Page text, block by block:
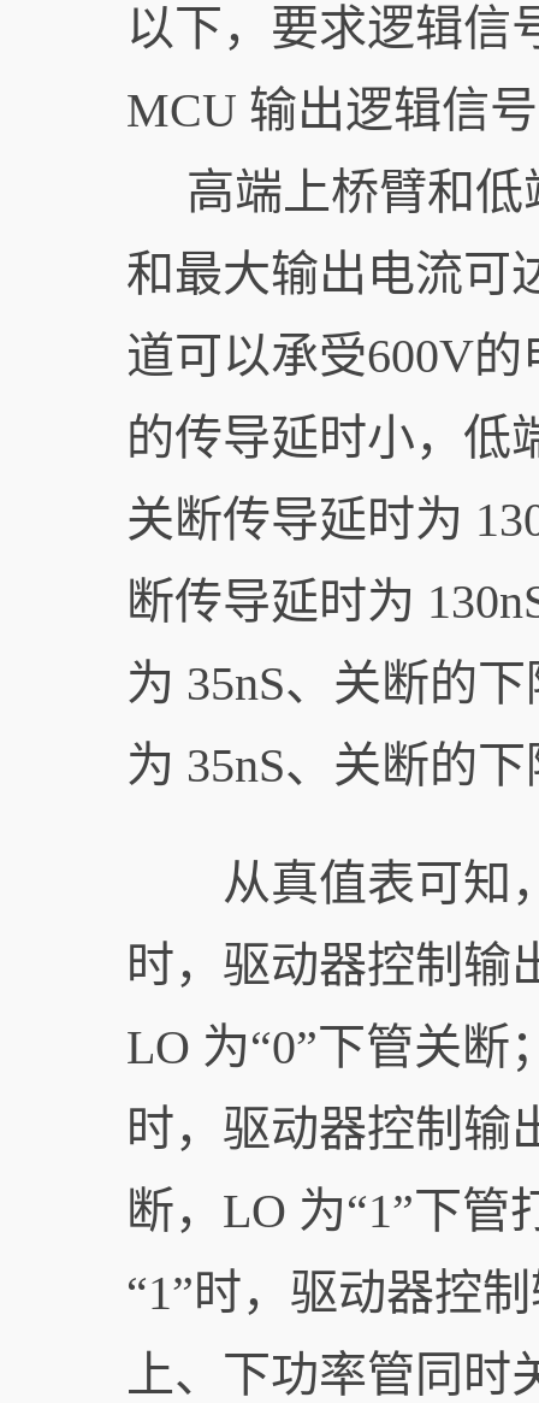
以下，要求逻辑信
MCU 输出逻辑信
高端上桥臂和低
和最大输出电流可
道可以承受600V
的传导延时小，低
关断传导延时为
断传导延时为
为 35nS、关断的
为 35nS、关断的
从真值表可知，
时，驱动器控制输
LO 为“0”下管关断
时，驱动器控制输
断，LO 为“1”下
“1”时，驱动器控
上、下功率管同时